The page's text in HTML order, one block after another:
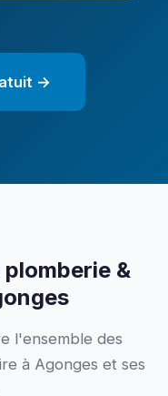
→
&
l'ensemble des
à Agonges et ses